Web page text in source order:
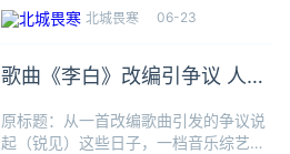
军后，时任国际奥委会主席巴赫亲自为
我颁发冠军奖杯，令我备受鼓舞。竞技
力、挑战极限、超越自我，这是所有
北城畏寒 06-23
歌曲《李白》改编引争议 人民
原标题：从一首改编歌曲引发的争议说
起（锐见）这些日子，一档音乐综艺节